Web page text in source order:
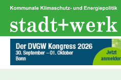
Zum
springen